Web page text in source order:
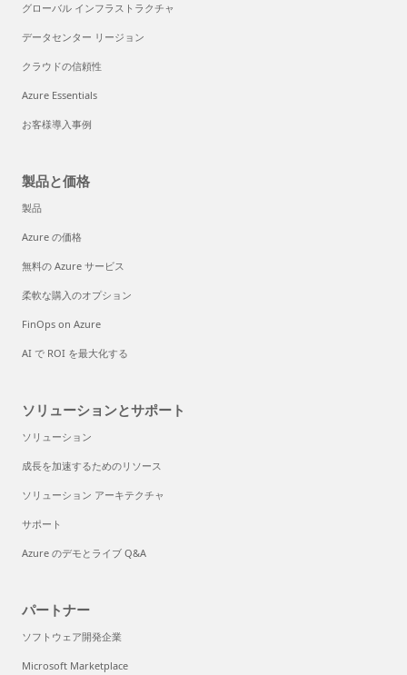
グローバル インフラストラクチャ
データセンター リージョン
クラウドの信頼性
Azure Essentials
お客様導入事例
製品と価格
製品
Azure の価格
無料の Azure サービス
柔軟な購入のオプション
FinOps on Azure
AI で ROI を最大化する
ソリューションとサポート
ソリューション
成長を加速するためのリソース
ソリューション アーキテクチャ
サポート
Azure のデモとライブ Q&A
パートナー
ソフトウェア開発企業
Microsoft Marketplace